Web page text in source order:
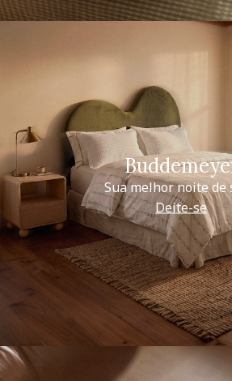
Sua melhor noite de
Deite-se